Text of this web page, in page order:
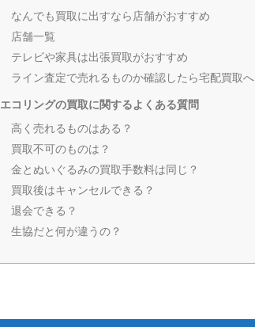
なんでも買取に出すなら店舗がおすすめ
店舗一覧
テレビや家具は出張買取がおすすめ
ライン査定で売れるものか確認したら宅配買取へ
エコリングの買取に関するよくある質問
高く売れるものはある？
買取不可のものは？
金とぬいぐるみの買取手数料は同じ？
買取後はキャンセルできる？
退会できる？
生協だと何が違うの？